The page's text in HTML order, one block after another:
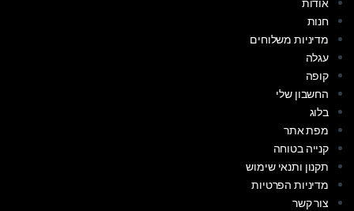
אודות
חנות
מדיניות משלוחים
עגלה
קופה
החשבון שלי
בלוג
מפת אתר
קנייה בטוחה
תקנון ותנאי שימוש
מדיניות הפרטיות
צור קשר